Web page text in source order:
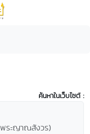
ค้นหาในเว็บไซต์ :
พระญาณสังวร)